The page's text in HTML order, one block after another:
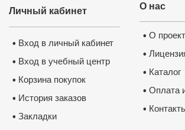
О нас
• О
•
• Каталог
• Оплата
•
Личный кабинет
• Вход в личный кабинет
• Вход в учебный центр
• Корзина покупок
• История заказов
• Закладки